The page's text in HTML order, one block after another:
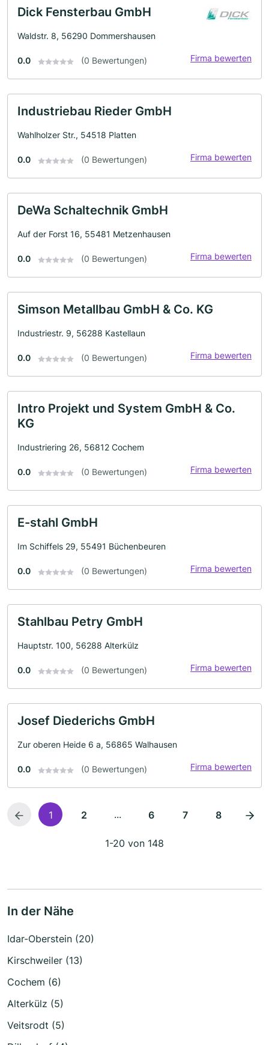
Dick Fensterbau GmbH
Waldstr. 8, 56290 Dommershausen
0.0 (0 Bewertungen) Firma bewerten
Industriebau Rieder GmbH
Wahlholzer Str., 54518 Platten
0.0 (0 Bewertungen) Firma bewerten
DeWa Schaltechnik GmbH
Auf der Forst 16, 55481 Metzenhausen
0.0 (0 Bewertungen) Firma bewerten
Simson Metallbau GmbH & Co. KG
Industriestr. 9, 56288 Kastellaun
0.0 (0 Bewertungen) Firma bewerten
Intro Projekt und System GmbH & Co.
KG
Industriering 26, 56812 Cochem
0.0 (0 Bewertungen) Firma bewerten
E-stahl GmbH
Im Schiffels 29, 55491 Büchenbeuren
0.0 (0 Bewertungen) Firma bewerten
Stahlbau Petry GmbH
Hauptstr. 100, 56288 Alterkülz
0.0 (0 Bewertungen) Firma bewerten
Josef Diederichs GmbH
Zur oberen Heide 6 a, 56865 Walhausen
0.0 (0 Bewertungen) Firma bewerten
1 2 ... 6 7 8
1-20 von 148
In der Nähe
Idar-Oberstein (20)
Kirschweiler (13)
Cochem (6)
Alterkülz (5)
Veitsrodt (5)